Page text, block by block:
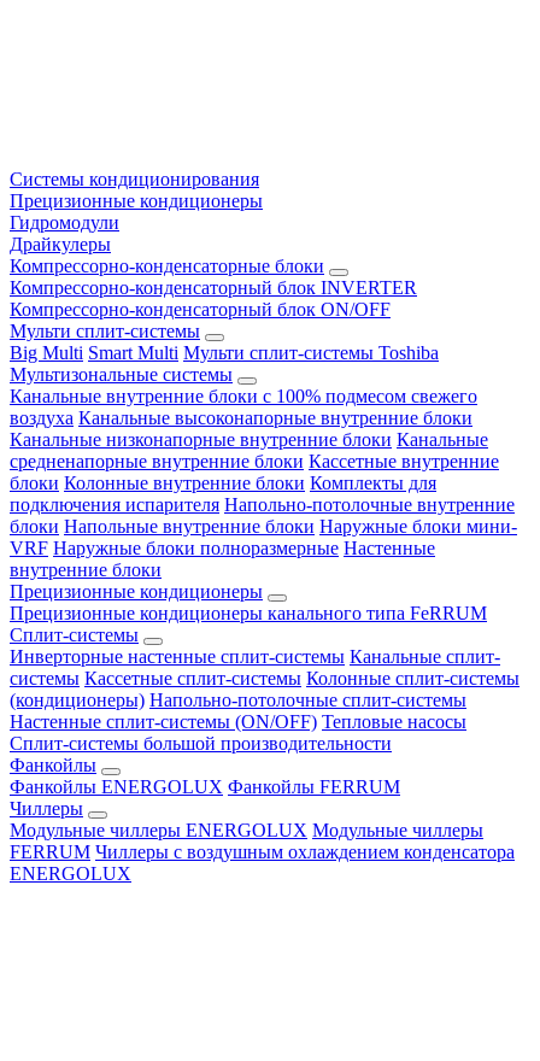
Системы кондиционирования
Прецизионные кондиционеры
Гидромодули
Драйкулеры
Компрессорно-конденсаторные блоки
Компрессорно-конденсаторный блок INVERTER
Компрессорно-конденсаторный блок ON/OFF
Мульти сплит-системы
Big Multi Smart Multi Мульти сплит-системы Toshiba
Мультизональные системы
Канальные внутренние блоки с 100% подмесом свежего
воздуха Канальные высоконапорные внутренние блоки
Канальные низконапорные внутренние блоки Канальные
средненапорные внутренние блоки Кассетные внутренние
блоки Колонные внутренние блоки Комплекты для
подключения испарителя Напольно-потолочные внутренние
блоки Напольные внутренние блоки Наружные блоки мини-
VRF Наружные блоки полноразмерные Настенные
внутренние блоки
Прецизионные кондиционеры
Прецизионные кондиционеры канального типа FeRRUM
Сплит-системы
Инверторные настенные сплит-системы Канальные сплит-
системы Кассетные сплит-системы Колонные сплит-системы
(кондиционеры) Напольно-потолочные сплит-системы
Настенные сплит-системы (ON/OFF) Тепловые насосы
Сплит-системы большой производительности
Фанкойлы
Фанкойлы ENERGOLUX Фанкойлы FERRUM
Чиллеры
Модульные чиллеры ENERGOLUX Модульные чиллеры
FERRUM Чиллеры с воздушным охлаждением конденсатора
ENERGOLUX